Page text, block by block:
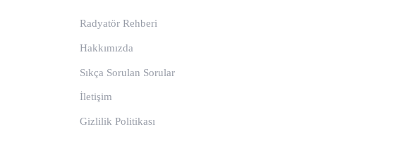
Radyatör Rehberi
Hakkımızda
Sıkça Sorulan Sorular
İletişim
Gizlilik Politikası